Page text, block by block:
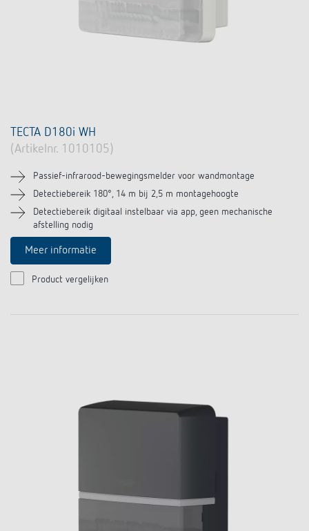
TECTA D180i WH
(Artikelnr. 1010105)
Passief-infrarood-bewegingsmelder voor wandmontage
Detectiebereik 180°, 14 m bij 2,5 m montagehoogte
Detectiebereik digitaal instelbaar via app, geen mechanische
afstelling nodig
Meer informatie
Product vergelijken